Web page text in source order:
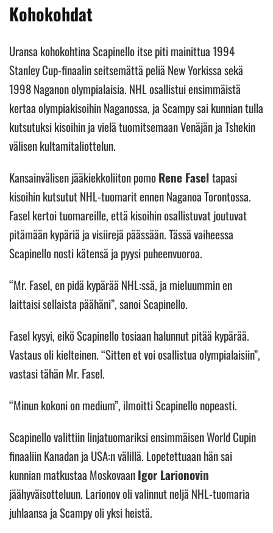
Kohokohdat
Uransa kohokohtina Scapinello itse piti mainittua 1994
Stanley Cup-finaalin seitsemättä peliä New Yorkissa sekä
1998 Naganon olympialaisia. NHL osallistui ensimmäistä
kertaa olympiakisoihin Naganossa, ja Scampy sai kunnian tulla
kutsutuksi kisoihin ja vielä tuomitsemaan Venäjän ja Tshekin
välisen kultamitaliottelun.
Kansainvälisen jääkiekkoliiton pomoRene Faseltapasi
kisoihin kutsutut NHL-tuomarit ennen Naganoa Torontossa.
Fasel kertoi tuomareille, että kisoihin osallistuvat joutuvat
pitämään kypäriä ja visiirejä päässään. Tässä vaiheessa
Scapinello nosti kätensä ja pyysi puheenvuoroa.
“Mr. Fasel, en pidä kypärää NHL:ssä, ja mieluummin en
laittaisi sellaista päähäni”, sanoi Scapinello.
Fasel kysyi, eikö Scapinello tosiaan halunnut pitää kypärää.
Vastaus oli kielteinen. “Sitten et voi osallistua olympialaisiin”,
vastasi tähän Mr. Fasel.
“Minun kokoni on medium”, ilmoitti Scapinello nopeasti.
Scapinello valittiin linjatuomariksi ensimmäisen World Cupin
finaaliin Kanadan ja USA:n välillä. Lopetettuaan hän sai
kunnian matkustaa MoskovaanIgor Larionovin
jäähyväisotteluun. Larionov oli valinnut neljä NHL-tuomaria
juhlaansa ja Scampy oli yksi heistä.